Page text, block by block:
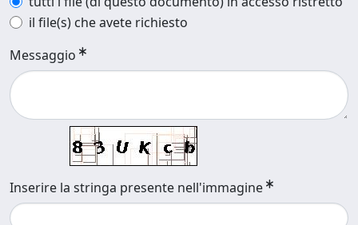
il file(s) che avete richiesto
Messaggio
Inserire la stringa presente nell'immagine